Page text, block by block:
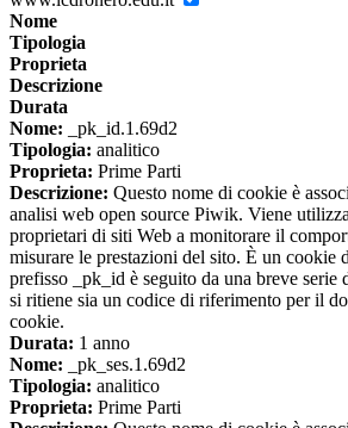
Nome
Tipologia
Proprieta
Descrizione
Durata
Nome: _pk_id.1.69d2
Tipologia: analitico
Proprieta: Prime Parti
Descrizione: Questo nome di cookie è
analisi web open source Piwik. Viene
proprietari di siti Web a monitorare il
misurare le prestazioni del sito. È un cookie
prefisso _pk_id è seguito da una breve serie
si ritiene sia un codice di riferimento per il
cookie.
Durata: 1 anno
Nome: _pk_ses.1.69d2
Tipologia: analitico
Proprieta: Prime Parti